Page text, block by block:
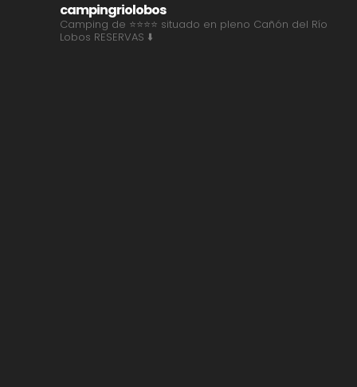
campingriolobos
Camping de ⭐⭐⭐⭐ situado en pleno Cañón del Río
Lobos RESERVAS ⬇️